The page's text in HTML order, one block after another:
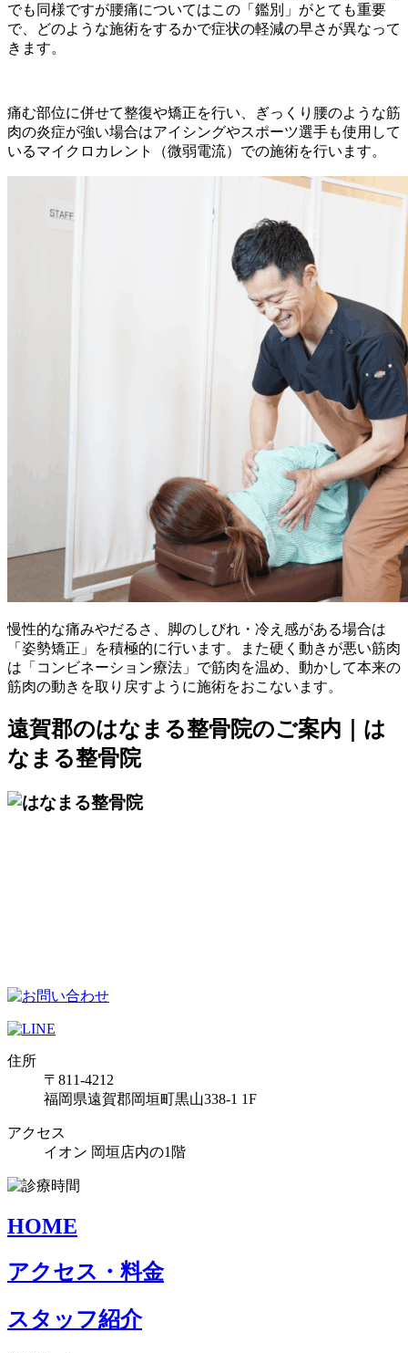
でも同様ですが腰痛についてはこの「鑑別」がとても重要
で、どのような施術をするかで症状の軽減の早さが異なって
きます。
痛む部位に併せて整復や矯正を行い、ぎっくり腰のような筋
肉の炎症が強い場合はアイシングやスポーツ選手も使用して
いるマイクロカレント（微弱電流）での施術を行います。
慢性的な痛みやだるさ、脚のしびれ・冷え感がある場合は
「姿勢矯正」を積極的に行います。また硬く動きが悪い筋肉
は「コンビネーション療法」で筋肉を温め、動かして本来の
筋肉の動きを取り戻すように施術をおこないます。
遠賀郡のはなまる整骨院のご案内｜は
なまる整骨院
住所
〒811-4212
福岡県遠賀郡岡垣町黒山338-1 1F
アクセス
イオン 岡垣店内の1階
HOME
アクセス・料金
スタッフ紹介